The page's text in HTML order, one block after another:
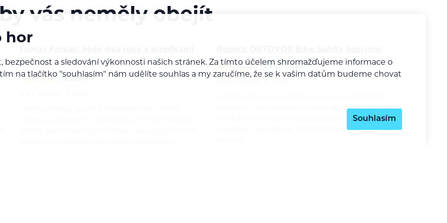
vás neměly obejít
Tenaya
Sequence jsme navázali na naše dlouhodobé poslání
— edukovat o bezpečném pohyby v horách a
tentokrát i na trailech. ORTOVOX Bike Safety Session
hor
bezpečnost a sledování výkonnosti našich stránek. Za tímto účelem shromažďujeme informace o
na tlačítko "souhlasím" nám udělíte souhlas a my zaručíme, že se k vašim datům budeme chovat
Souhlasím